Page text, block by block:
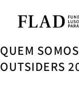
QUEM SOMOS
OUTSIDERS